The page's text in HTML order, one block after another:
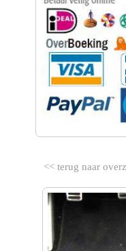
<< terug naar